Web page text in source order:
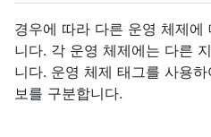
경우에 따라 다른 운영 체제
니다. 각 운영 체제에는 다른
니다. 운영 체제 태그를 사용
보를 구분합니다.